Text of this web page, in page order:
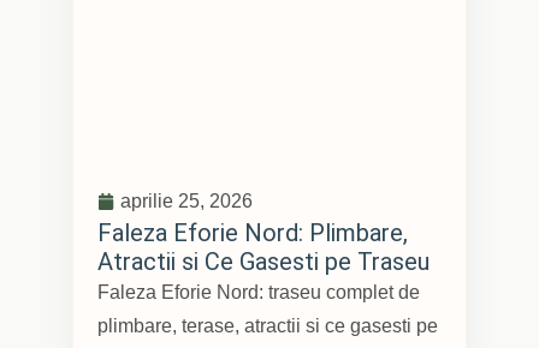
aprilie 25, 2026
Faleza Eforie Nord: Plimbare,
Atractii si Ce Gasesti pe Traseu
Faleza Eforie Nord: traseu complet de
plimbare, terase, atractii si ce gasesti pe